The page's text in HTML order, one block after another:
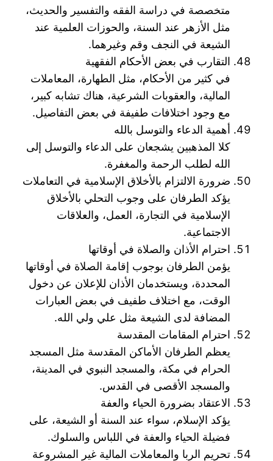
متخصصة في دراسة الفقه والتفسير والحديث،
مثل الأزهر عند السنة، والحوزات العلمية عند
الشيعة في النجف وقم وغيرهما.
التقارب في بعض الأحكام الفقهية
في كثير من الأحكام، مثل الطهارة، المعاملات
المالية، والعقوبات الشرعية، هناك تشابه كبير،
مع وجود اختلافات طفيفة في بعض التفاصيل.
أهمية الدعاء والتوسل بالله
كلا المذهبين يشجعان على الدعاء والتوسل إلى
الله لطلب الرحمة والمغفرة.
ضرورة الالتزام بالأخلاق الإسلامية في التعاملات
يؤكد الطرفان على وجوب التحلي بالأخلاق
الإسلامية في التجارة، العمل، والعلاقات
الاجتماعية.
احترام الأذان والصلاة في أوقاتها
يؤمن الطرفان بوجوب إقامة الصلاة في أوقاتها
المحددة، ويستخدمان الأذان للإعلان عن دخول
الوقت، مع اختلاف طفيف في بعض العبارات
المضافة لدى الشيعة مثل علي ولي الله.
احترام المقامات المقدسة
يعظم الطرفان الأماكن المقدسة مثل المسجد
الحرام في مكة، والمسجد النبوي في المدينة،
والمسجد الأقصى في القدس.
الاعتقاد بضرورة الحياء والعفة
يؤكد الإسلام، سواء عند السنة أو الشيعة، على
فضيلة الحياء والعفة في اللباس والسلوك.
تحريم الربا والمعاملات المالية غير المشروعة